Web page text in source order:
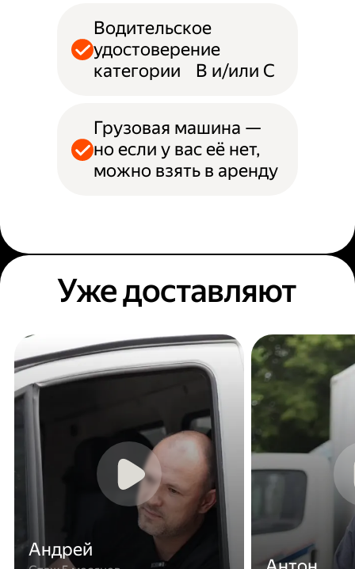
Водительское
удостоверение
категории B и/или С
Грузовая машина —
но если у вас её нет,
можно взять в аренду
Уже доставляют
Андрей